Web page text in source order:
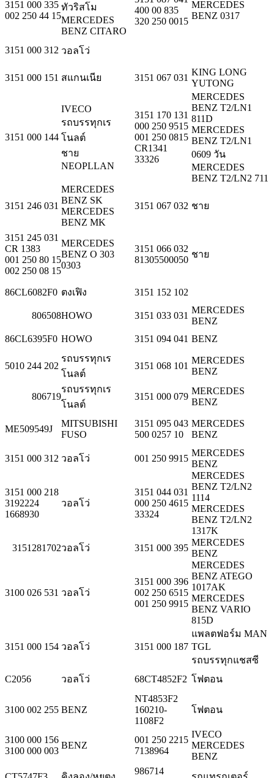
3151 000 335
002 250 44 15
ทัวริสโม
MERCEDES
BENZ CITARO
400 00 835
320 250 0015
MERCEDES
BENZ 0317
3151 000 312 วอลโว่
3151 000 151 สแกนเนีย 3151 067 031
KING LONG
YUTONG
3151 000 144
IVECO
รถบรรทุกเร
โนลต์
ชาย
NEOPLLAN
3151 170 131
000 250 9515
001 250 0815
CR1341
33326
MERCEDES
BENZ T2/LN1
811D
MERCEDES
BENZ T2/LN1
0609 วัน
MERCEDES
BENZ T2/LN2 711
3151 246 031
MERCEDES
BENZ SK
MERCEDES
BENZ MK
3151 067 032 ชาย
3151 245 031
CR 1383
001 250 80 15
002 250 08 15
MERCEDES
BENZ O 303
0303
3151 066 032
81305500050
ชาย
86CL6082F0 ตงเฟิง 3151 152 102
806508HOWO 3151 033 031
MERCEDES
BENZ
86CL6395F0 HOWO 3151 094 041 BENZ
5010 244 202
รถบรรทุกเร
โนลต์
3151 068 101
MERCEDES
BENZ
806719
รถบรรทุกเร
โนลต์
3151 000 079
MERCEDES
BENZ
ME509549J
MITSUBISHI
FUSO
3151 095 043
500 0257 10
MERCEDES
BENZ
3151 000 312 วอลโว่ 001 250 9915
MERCEDES
BENZ
3151 000 218
3192224
1668930
วอลโว่
3151 044 031
000 250 4615
33324
MERCEDES
BENZ T2/LN2
1114
MERCEDES
BENZ T2/LN2
1317K
3151281702วอลโว่ 3151 000 395
MERCEDES
BENZ
3100 026 531 วอลโว่
3151 000 396
002 250 6515
001 250 9915
MERCEDES
BENZ ATEGO
1017AK
MERCEDES
BENZ VARIO
815D
3151 000 154 วอลโว่ 3151 000 187
แพลตฟอร์ม MAN
TGL
รถบรรทุกแชสซี
C2056
วอลโว่ 68CT4852F2 โฟตอน
3100 002 255 BENZ
NT4853F2
160210-
1108F2
โฟตอน
3100 000 156
3100 000 003
BENZ
001 250 2215
7138964
IVECO
MERCEDES
BENZ
986714